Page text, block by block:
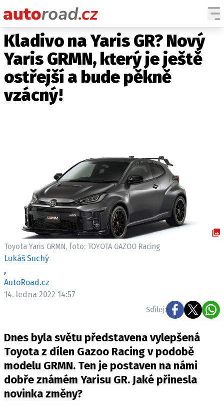
AUTA
TESTY AUT
NOVINKY
EKONOMIKA
ČESKÝ TRH
TUNING
PROFI
ELEKTRO
ROZHOVORY
DAKAR
Kladivo na Yaris GR? Nový
Yaris GRMN, který je ještě
ostřejší a bude pěkně
vzácný!
Toyota Yaris GRMN, foto: TOYOTA GAZOO Racing
Lukáš Suchý
,
AutoRoad.cz
14. ledna 2022 14:57
Sdílej:
Dnes byla světu představena vylepšená
Toyota z dílen Gazoo Racing v podobě
modelu GRMN. Ten je postaven na námi
dobře známém Yarisu GR. Jaké přinesla
novinka změny?